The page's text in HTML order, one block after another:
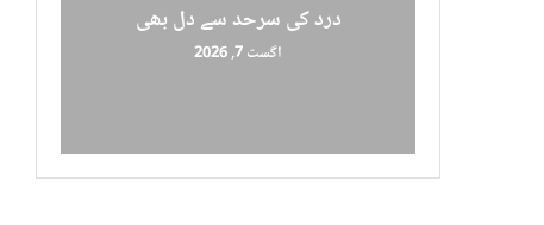
درد کی سرحد سے دل بھی
اگست 7, 2026